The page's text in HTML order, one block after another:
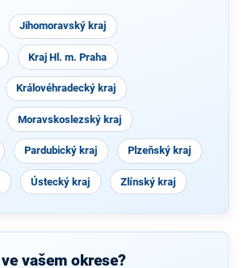
Jihomoravský kraj
Kraj Hl. m. Praha
Královéhradecký kraj
Moravskoslezský kraj
Pardubický kraj Plzeňský kraj
Ústecký kraj Zlínský kraj
vašem okrese?